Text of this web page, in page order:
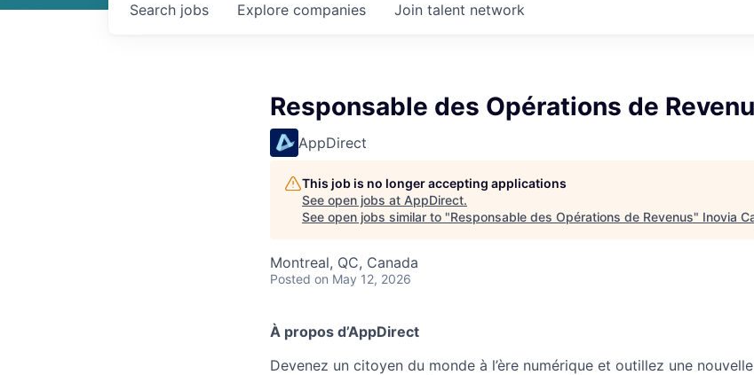
Search jobs Explore companies Join talent network
Responsable des Opérations de
AppDirect
This job is no longer accepting applications
See open jobs at AppDirect.
See open jobs similar to "Responsable des Opérations de Revenus" Inovia
Montreal, QC, Canada
Posted on May 12, 2026
À propos d’AppDirect
Devenez un citoyen du monde à l’ère numérique et outillez une